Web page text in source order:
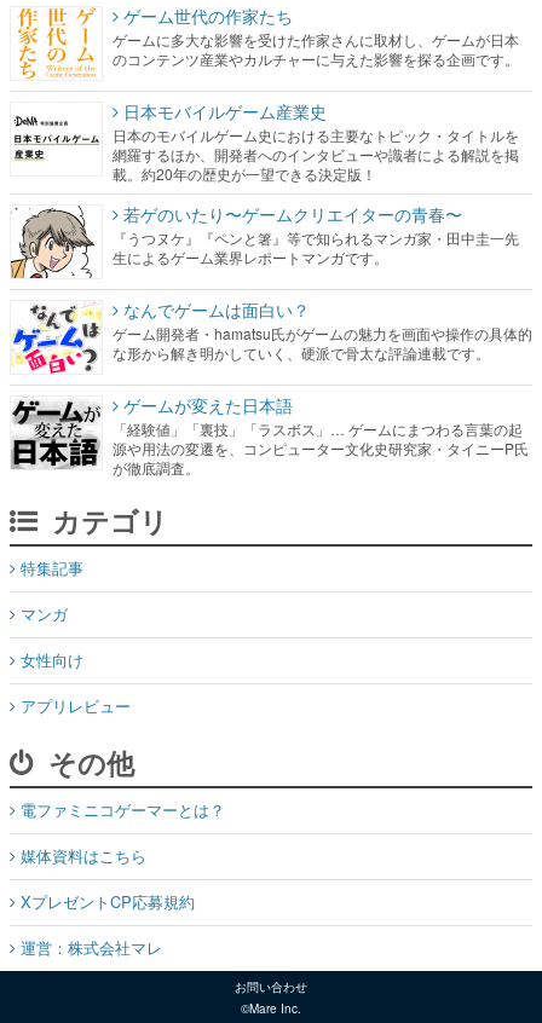
ゲーム世代の作家たち
ゲームに多大な影響を受けた作家さんに取材し、ゲームが日本
のコンテンツ産業やカルチャーに与えた影響を探る企画です。
日本モバイルゲーム産業史
日本のモバイルゲーム史における主要なトピック・タイトルを
網羅するほか、開発者へのインタビューや識者による解説を掲
載。約20年の歴史が一望できる決定版！
若ゲのいたり〜ゲームクリエイターの青春〜
『うつヌケ』『ペンと箸』等で知られるマンガ家・田中圭一先
生によるゲーム業界レポートマンガです。
なんでゲームは面白い？
ゲーム開発者・hamatsu氏がゲームの魅力を画面や操作の具体的
な形から解き明かしていく、硬派で骨太な評論連載です。
ゲームが変えた日本語
「経験値」「裏技」「ラスボス」… ゲームにまつわる言葉の起
源や用法の変遷を、コンピューター文化史研究家・タイニーP氏
が徹底調査。
カテゴリ
特集記事
マンガ
女性向け
アプリレビュー
その他
電ファミニコゲーマーとは？
媒体資料はこちら
XプレゼントCP応募規約
運営：株式会社マレ
お問い合わせ
©Mare Inc.